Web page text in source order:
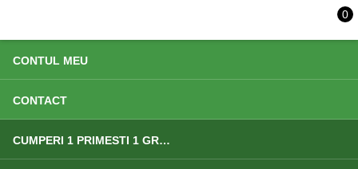
CONTUL MEU
CONTACT
CUMPERI 1 PRIMESTI 1 GRATIS
0